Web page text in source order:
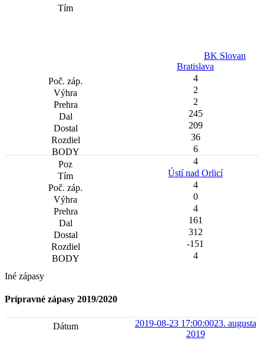
BK Slovan
Bratislava
4
2
2
245
209
36
6
4
Ústí nad Orlicí
4
0
4
161
312
-151
4
Iné zápasy
Prípravné zápasy 2019/2020
2019-08-23 17:00:0023. augusta
2019